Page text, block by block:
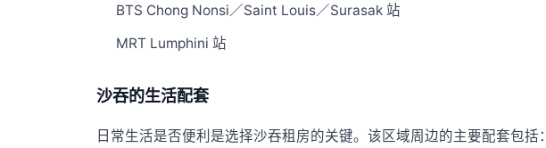
BTS Chong Nonsi／Saint Louis／Surasak 站
MRT Lumphini 站
沙吞的生活配套
日常生活是否便利是选择沙吞租房的关键。该区域周边的主要配套包括：